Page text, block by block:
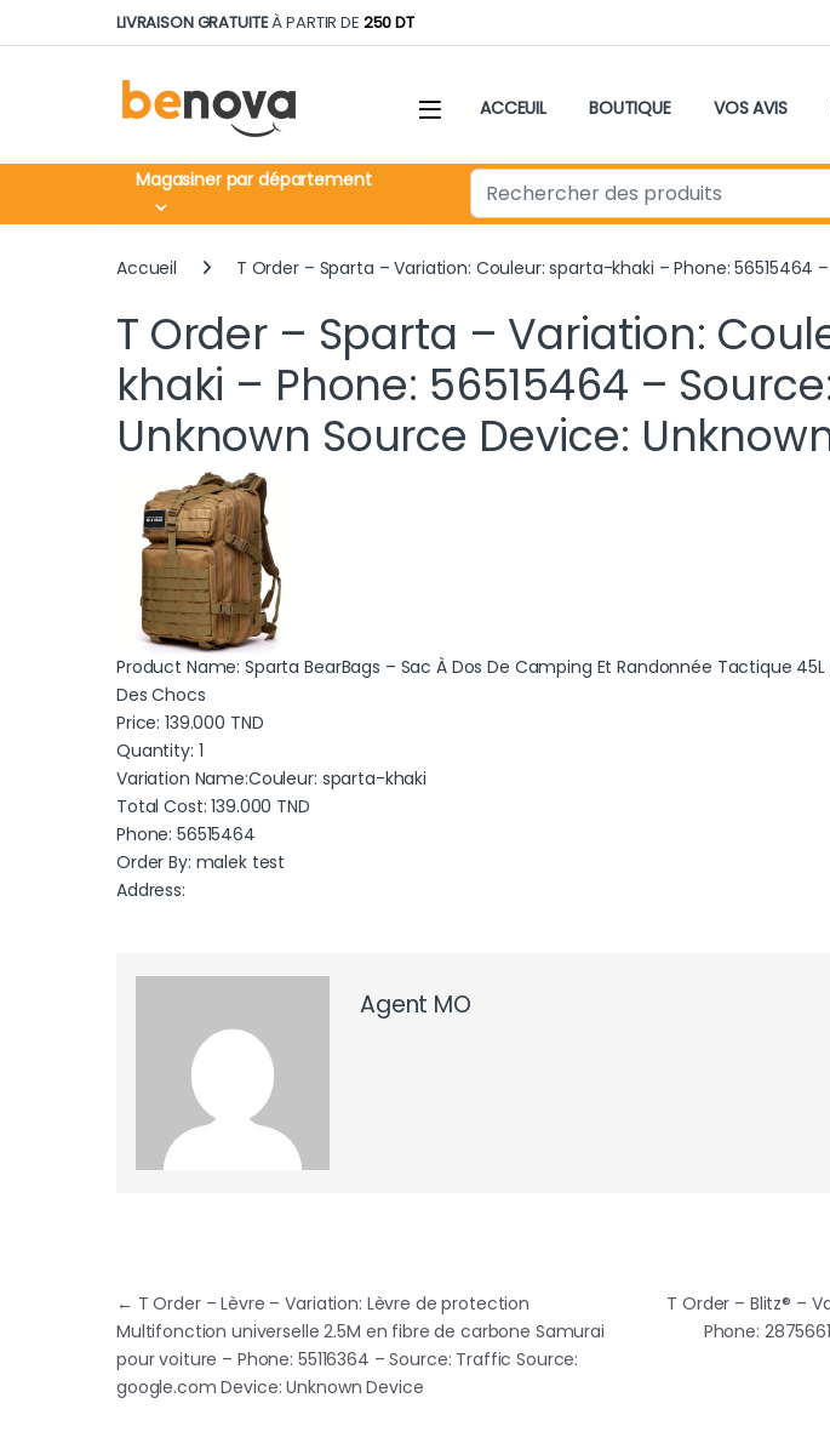
Skip to navigation
Skip to contentLIVRAISON GRATUITEÀ PARTIR DE 250 DT
ACCEUIL BOUTIQUE VOS AVIS
Magasiner par département Search for:
Accueil T Order – Sparta – Variation: Couleur: sparta-khaki – Phone:
T Order – Sparta – Variation:
khaki – Phone: 56515464 –
Unknown Source Device:
Product Name: Sparta BearBags – Sac À Dos De Camping Et Randonnée Tactique
Des Chocs
Price:139.000 TND
Quantity: 1
Variation Name:Couleur: sparta-khaki
Total Cost:139.000 TND
Phone: 56515464
Order By: malek test
Address:
Agent MO
Navigation de l’article
← T Order – Lèvre – Variation: Lèvre de protection
Multifonction universelle 2.5M en fibre de carbone Samurai
pour voiture – Phone: 55116364 – Source: Traffic Source:
google.com Device: Unknown Device
T Order – Blitz® –
Phone: